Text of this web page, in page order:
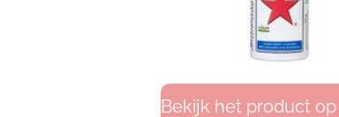
Bekijk het product